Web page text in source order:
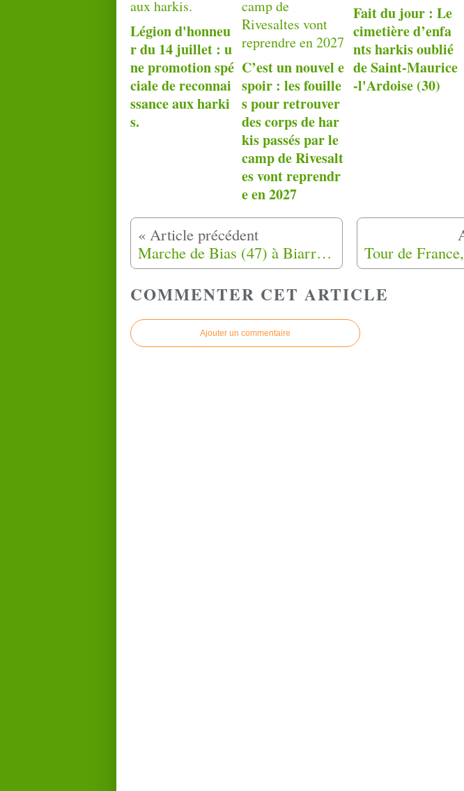
Légion d'honneu
r du 14 juillet : u
ne promotion spé
ciale de reconnai
ssance aux harki
s.
C’est un nouvel e
spoir : les fouille
s pour retrouver
des corps de har
kis passés par le
camp de Rivesalt
es vont reprendr
e en 2027
Fait du jour : Le
cimetière d’enfa
nts harkis oublié
de Saint-Maurice
-l'Ardoise (30)
Marche de Bias (47) à Biarritz (64) du 14 Août au 24 Août 2019
COMMENTER CET ARTICLE
Ajouter un commentaire